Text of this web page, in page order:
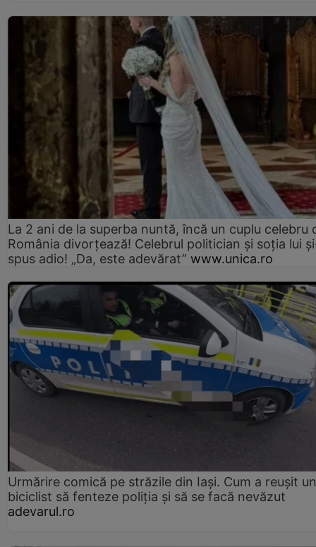
La 2 ani de la superba nuntă, încă un cuplu celebru
România divorțează! Celebrul politician și soția lui
spus adio! „Da, este adevărat” www.unica.ro
Urmărire comică pe străzile din Iași. Cum a reușit un
biciclist să fenteze poliția și să se facă nevăzut
adevarul.ro